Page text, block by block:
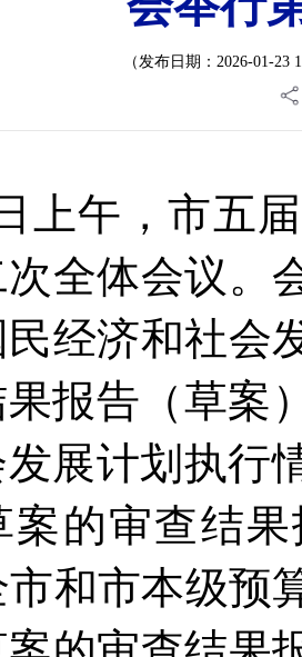
（发布日期：2026-01-
上午，市五
全体会议。
经济和社会
报告（草案
展计划执行
案的审查结
市和市本级预